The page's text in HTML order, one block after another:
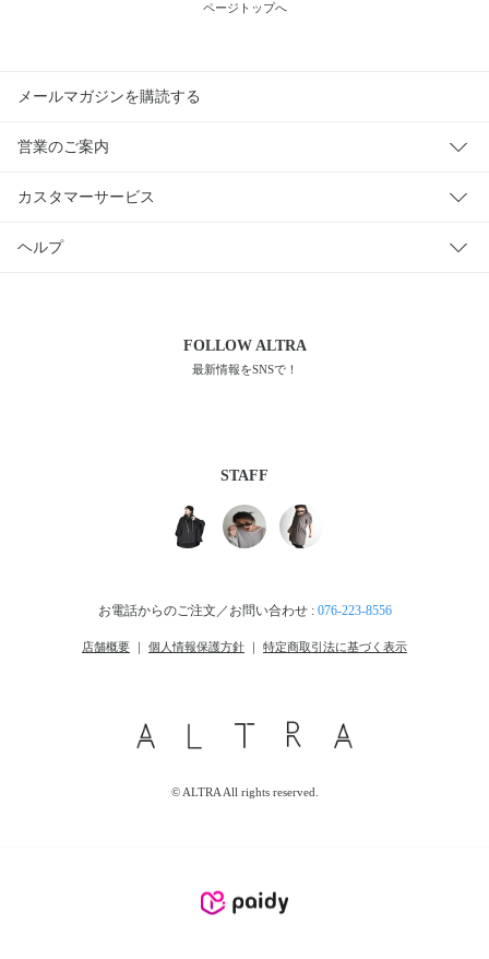
ページトップへ
メールマガジンを購読する
営業のご案内
カスタマーサービス
ヘルプ
FOLLOWALTRA
最新情報をSNSで！
STAFF
お電話からのご注文／お問い合わせ : 076-223-8556
店舗概要 ｜ 個人情報保護方針 ｜ 特定商取引法に基づく表示
© ALTRA All rights reserved.